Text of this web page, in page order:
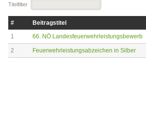
Titelfilter
#
Beitragstitel
1
66. NÖ Landesfeuerwehrleistungsbewerb
2 Feuerwehrleistungsabzeichen in Silber